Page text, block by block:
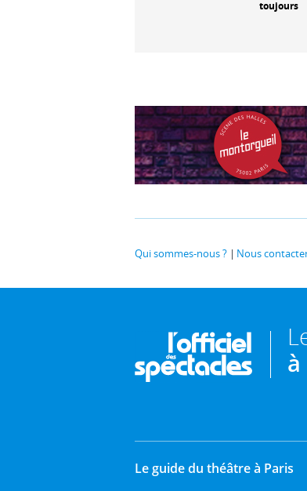
toujours
Qui sommes-nous ? Nous
à
Le guide du théâtre à Paris